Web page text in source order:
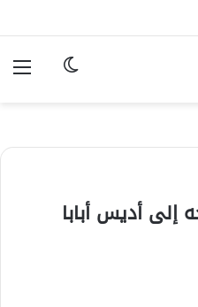
الوضع
إلى أديس أبابا